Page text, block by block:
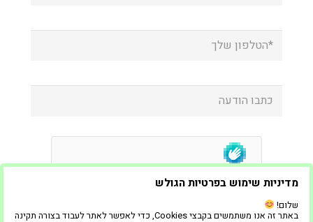
מדיניות שימוש בפרטיות הגולש
שלום!
באתר זה אנו משתמשים בקבצי Cookies, כדי לאפשר לאתר לעבוד בצורה תקינה